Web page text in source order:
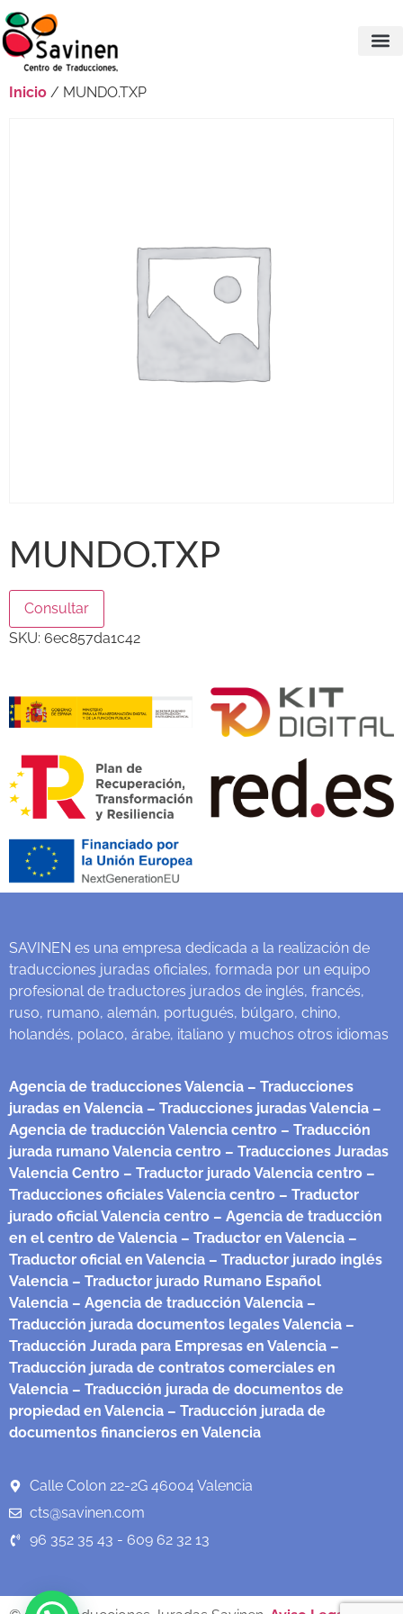
Inicio / MUNDO.TXP
MUNDO.TXP
Consultar
SKU: 6ec857da1c42
SAVINEN es una empresa dedicada a la realización de
traducciones juradas oficiales, formada por un equipo
profesional de traductores jurados de inglés, francés,
ruso, rumano, alemán, portugués, búlgaro, chino,
holandés, polaco, árabe, italiano y muchos otros idiomas
Agencia de traducciones Valencia – Traducciones
juradas en Valencia – Traducciones juradas Valencia –
Agencia de traducción Valencia centro – Traducción
jurada rumano Valencia centro – Traducciones Juradas
Valencia Centro – Traductor jurado Valencia centro –
Traducciones oficiales Valencia centro – Traductor
jurado oficial Valencia centro – Agencia de traducción
en el centro de Valencia – Traductor en Valencia –
Traductor oficial en Valencia – Traductor jurado inglés
Valencia – Traductor jurado Rumano Español
Valencia – Agencia de traducción Valencia –
Traducción jurada documentos legales Valencia –
Traducción Jurada para Empresas en Valencia –
Traducción jurada de contratos comerciales en
Valencia – Traducción jurada de documentos de
propiedad en Valencia – Traducción jurada de
documentos financieros en Valencia
Calle Colon 22-2G 46004 Valencia
cts@savinen.com
96 352 35 43 - 609 62 32 13